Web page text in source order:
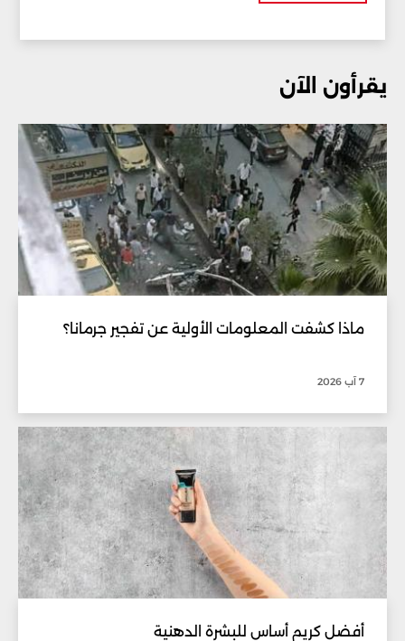
يقرأون الآن
ماذا كشفت المعلومات الأولية عن تفجير جرمانا؟
7 آب 2026
أفضل كريم أساس للبشرة الدهنية